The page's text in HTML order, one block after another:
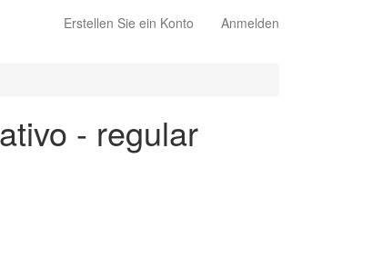
Erstellen Sie ein Konto Anmelden
- regular